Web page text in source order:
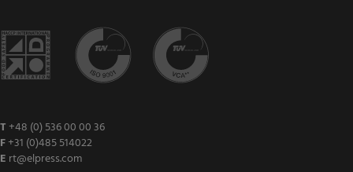
T +48 (0) 536 00 00 36
F+31 (0)485 514022
E rt@elpress.com